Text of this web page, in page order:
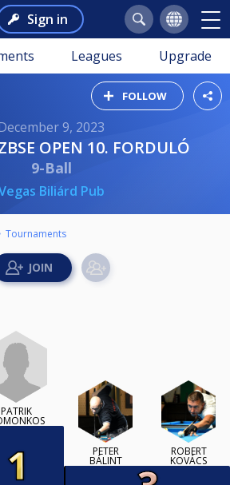
Sign in
Leagues Upgrade
FOLLOW
9, 2023
OPEN 10. FORDULÓ
9-Ball
Biliárd Pub
Tournaments
PATRIK
PÉTER
BÁLINT
RÓBERT
KOVÁCS